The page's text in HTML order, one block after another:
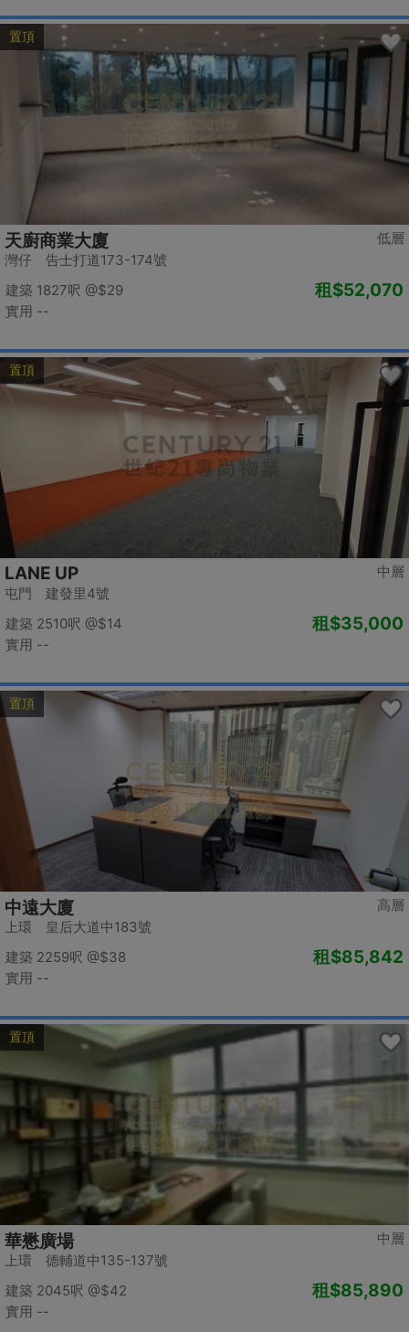
置頂
低層
天廚商業大廈
灣仔 告士打道173-174號
建築 1827呎 @$29
實用 --
租$52,070
置頂
中層
LANE UP
屯門 建發里4號
建築 2510呎 @$14
實用 --
租$35,000
置頂
高層
中遠大廈
上環 皇后大道中183號
建築 2259呎 @$38
實用 --
租$85,842
置頂
中層
華懋廣場
上環 德輔道中135-137號
建築 2045呎 @$42
實用 --
租$85,890